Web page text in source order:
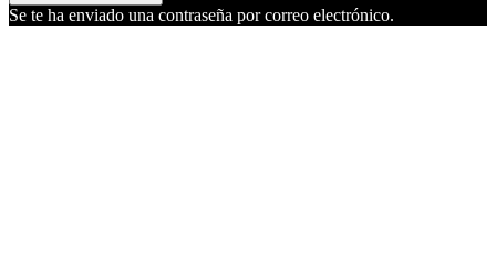
Se te ha enviado una contraseña por correo electrónico.